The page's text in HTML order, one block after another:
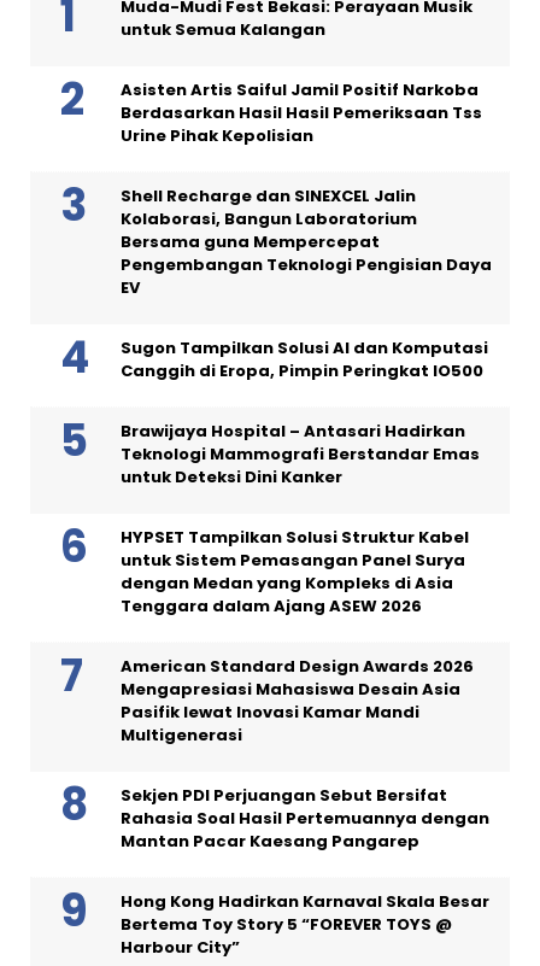
Muda-Mudi Fest Bekasi: Perayaan Musik
untuk Semua Kalangan
Asisten Artis Saiful Jamil Positif Narkoba
Berdasarkan Hasil Hasil Pemeriksaan Tss
Urine Pihak Kepolisian
Shell Recharge dan SINEXCEL Jalin
Kolaborasi, Bangun Laboratorium
Bersama guna Mempercepat
Pengembangan Teknologi Pengisian Daya
EV
Sugon Tampilkan Solusi AI dan Komputasi
Canggih di Eropa, Pimpin Peringkat IO500
Brawijaya Hospital – Antasari Hadirkan
Teknologi Mammografi Berstandar Emas
untuk Deteksi Dini Kanker
HYPSET Tampilkan Solusi Struktur Kabel
untuk Sistem Pemasangan Panel Surya
dengan Medan yang Kompleks di Asia
Tenggara dalam Ajang ASEW 2026
American Standard Design Awards 2026
Mengapresiasi Mahasiswa Desain Asia
Pasifik lewat Inovasi Kamar Mandi
Multigenerasi
Sekjen PDI Perjuangan Sebut Bersifat
Rahasia Soal Hasil Pertemuannya dengan
Mantan Pacar Kaesang Pangarep
Hong Kong Hadirkan Karnaval Skala Besar
Bertema Toy Story 5 “FOREVER TOYS @
Harbour City”